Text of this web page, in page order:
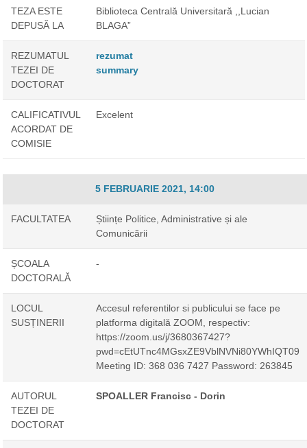
TEZA ESTE
DEPUSĂ LA
Biblioteca Centrală Universitară ,,Lucian
BLAGA”
REZUMATUL
TEZEI DE
DOCTORAT
rezumat
summary
CALIFICATIVUL
ACORDAT DE
COMISIE
Excelent
5 FEBRUARIE 2021, 14:00
FACULTATEA
Științe Politice, Administrative și ale
Comunicării
ȘCOALA
DOCTORALĂ
-
LOCUL
SUSȚINERII
Accesul referentilor si publicului se face pe
platforma digitală ZOOM, respectiv:
https://zoom.us/j/3680367427?
pwd=cEtUTnc4MGsxZE9VblNVNi80YWhIQT09
Meeting ID: 368 036 7427 Password: 263845
AUTORUL
TEZEI DE
DOCTORAT
SPOALLER Francisc - Dorin